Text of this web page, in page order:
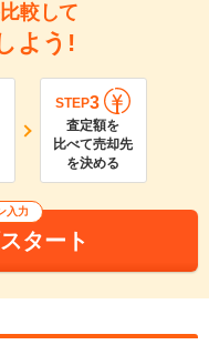
較して
よう!
STEP3
査定額を
比べて売却先
を決める
入力
タート